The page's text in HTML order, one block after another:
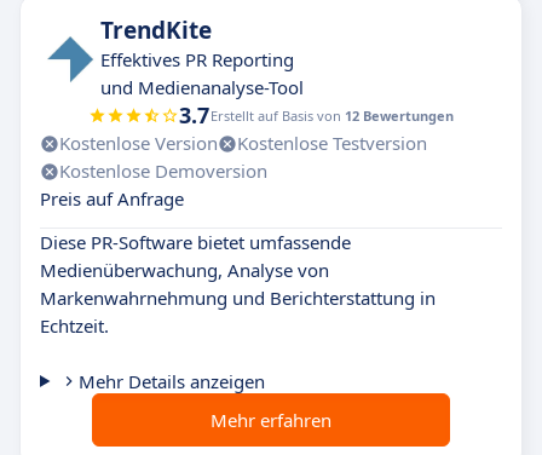
TrendKite
Effektives PR Reporting
und Medienanalyse-Tool
3.7Erstellt auf Basis von 12 Bewertungen
Kostenlose Version
Kostenlose Testversion
Kostenlose Demoversion
Preis auf Anfrage
Diese PR-Software bietet umfassende
Medienüberwachung, Analyse von
Markenwahrnehmung und Berichterstattung in
Echtzeit.
Mehr Details anzeigen
Mehr erfahren